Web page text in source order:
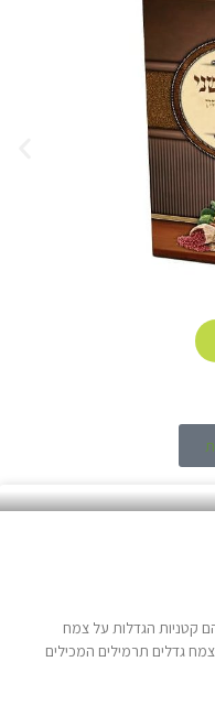
קטניות הגדלות על צמח
גדלים תרמילים המכילים